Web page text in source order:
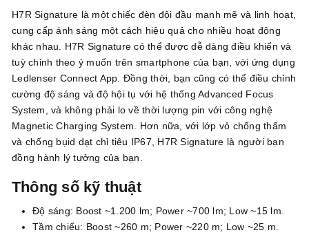
H7R Signature là một chiếc đèn đội đầu mạnh mẽ và linh hoạt,
cung cấp ánh sáng một cách hiệu quả cho nhiều hoạt động
khác nhau. H7R Signature có thể được dễ dàng điều khiển và
tuỳ chỉnh theo ý muốn trên smartphone của bạn, với ứng dụng
Ledlenser Connect App. Đồng thời, bạn cũng có thể điều chỉnh
cường độ sáng và độ hội tụ với hệ thống Advanced Focus
System, và không phải lo về thời lượng pin với công nghệ
Magnetic Charging System. Hơn nữa, với lớp vỏ chống thấm
và chống bụid dạt chỉ tiêu IP67, H7R Signature là người bạn
đồng hành lý tưởng của bạn.
Thông số kỹ thuật
Độ sáng: Boost ~1.200 lm; Power ~700 lm; Low ~15 lm.
Tầm chiếu: Boost ~260 m; Power ~220 m; Low ~25 m.